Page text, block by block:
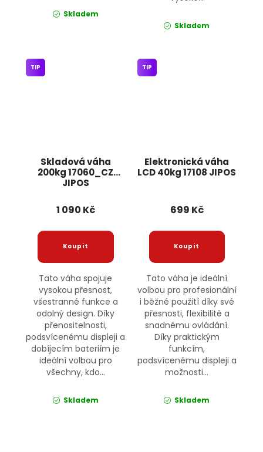
Skladem
Skladem
Skladová váha
200kg 17060_CZ
JIPOS
TIP
1 090 Kč
Tato váha spojuje
vysokou přesnost,
všestranné funkce a
odolný design. Díky
přenositelnosti,
podsvícenému displeji a
dobíjecím bateriím je
ideální volbou pro
všechny, kdo...
Skladem
Elektronická váha
LCD 40kg 17108 JIPOS
TIP
699 Kč
Tato váha je ideální
volbou pro profesionální
i běžné použití díky své
přesnosti, flexibilitě a
snadnému ovládání.
Díky praktickým
funkcím,
podsvícenému displeji a
možnosti...
Skladem